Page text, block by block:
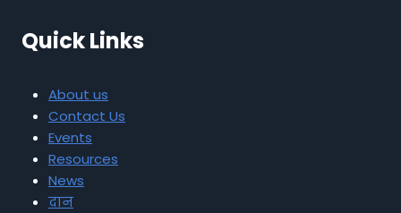
Quick Links
About us
Contact Us
Events
Resources
News
दान